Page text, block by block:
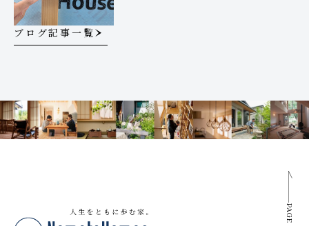
ブログ記事一覧